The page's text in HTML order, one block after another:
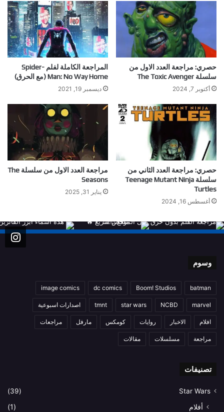
حصري: مراجعة العدد الاول من
سلسلة The Toxic Avenger
أكتوبر 7, 2024
المراجعة الكاملة لفلم Spider-
Man: No Way Home (مع الحرق)
ديسمبر 19, 2021
حصري: مراجعة العدد الثاني من
سلسلة Teenage Mutant Ninja
Turtles
أغسطس 16, 2024
مراجعة العدد الاول من سلسلة The
Seasons
يناير 31, 2025
وسوم
batman
Boom! Studios
dc comics
image comics
marvel
NCBD
star wars
tmnt اصدارات اسبوعية
افلام الاخبار روايات كومكس مارفل مراجعات
مراجعة مسلسلات مقالات
تصنيفات
Star Wars
(39)
أفلام
(1)